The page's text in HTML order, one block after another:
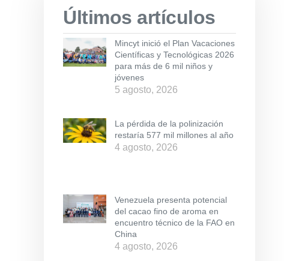
Últimos artículos
Mincyt inició el Plan Vacaciones
Científicas y Tecnológicas 2026
para más de 6 mil niños y
jóvenes
5 agosto, 2026
La pérdida de la polinización
restaría 577 mil millones al año
4 agosto, 2026
Venezuela presenta potencial
del cacao fino de aroma en
encuentro técnico de la FAO en
China
4 agosto, 2026